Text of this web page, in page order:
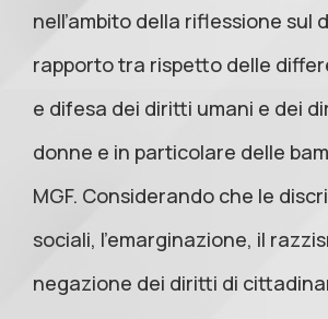
nell’ambito della riflessione sul
rapporto tra rispetto delle
e difesa dei diritti umani e dei
donne e in particolare delle
MGF. Considerando che le
sociali, l’emarginazione, il
negazione dei diritti di